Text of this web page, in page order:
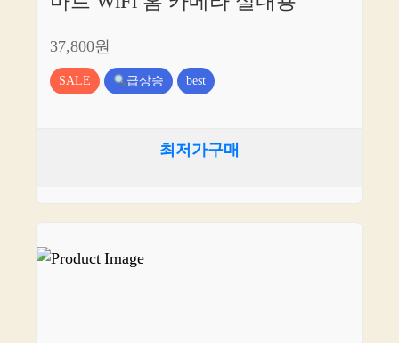
37,800원
SALE 급상승 best
최저가구매